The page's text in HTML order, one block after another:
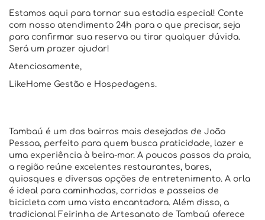
Estamos aqui para tornar sua estadia especial! Conte
com nosso atendimento 24h para o que precisar, seja
para confirmar sua reserva ou tirar qualquer dúvida.
Será um prazer ajudar!
Atenciosamente,
LikeHome Gestão e Hospedagens.
Tambaú é um dos bairros mais desejados de João
Pessoa, perfeito para quem busca praticidade, lazer e
uma experiência à beira-mar. A poucos passos da praia,
a região reúne excelentes restaurantes, bares,
quiosques e diversas opções de entretenimento. A orla
é ideal para caminhadas, corridas e passeios de
bicicleta com uma vista encantadora. Além disso, a
tradicional Feirinha de Artesanato de Tambaú oferece